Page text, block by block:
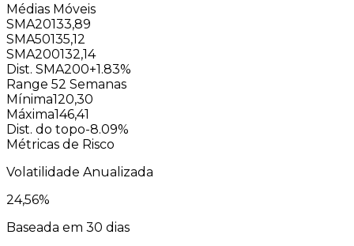
Médias Móveis
SMA20133,89
SMA50135,12
SMA200132,14
Dist. SMA200+1.83%
Range 52 Semanas
Mínima120,30
Máxima146,41
Dist. do topo-8.09%
Métricas de Risco
Volatilidade Anualizada
24,56%
Baseada em 30 dias